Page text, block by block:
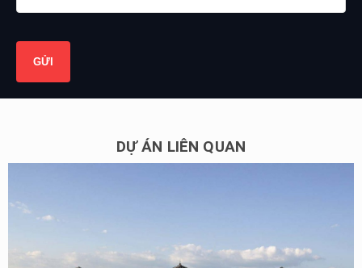
DỰ ÁN LIÊN QUAN